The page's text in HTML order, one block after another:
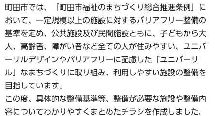
町田市では、「町田市福祉のまちづくり総合推進条例」に
おいて、一定規模以上の施設に対するバリアフリー整備の
基準を定め、公共施設及び民間施設ともに、子どもから大
人、高齢者、障がい者など全ての人が住みやすい、ユニバ
ーサルデザインやバリアフリーに配慮した「ユニバーサ
ル」なまちづくりに取り組み、利用しやすい施設の整備を
目指しています。
この度、具体的な整備基準等、整備が必要な施設や整備内
容についてわかりやすくまとめたチラシを作成しました。